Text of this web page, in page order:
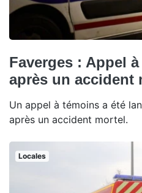
Faverges : Appel
après un accident
Un appel à témoins a été
après un accident mortel.
Locales